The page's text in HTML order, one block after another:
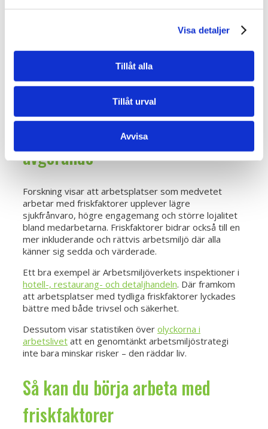
Visa detaljer
Tillåt alla
Tillåt urval
Avvisa
, göra att du orkar mer på
Dessutom varierar friskfaktorerna under livets olika
skeden. En yngre medarbetare kanske prioriterar
utvecklingsmöjligheter, medan någon senare i livet
värdesätter balans och stabilitet.
Varför friskfaktorer är
avgörande
Forskning visar att arbetsplatser som medvetet
arbetar med friskfaktorer upplever lägre
sjukfrånvaro, högre engagemang och större lojalitet
bland medarbetarna. Friskfaktorer bidrar också till en
mer inkluderande och rättvis arbetsmiljö där alla
känner sig sedda och värderade.
Ett bra exempel är Arbetsmiljöverkets inspektioner i
hotell-, restaurang- och detaljhandeln. Där framkom
att arbetsplatser med tydliga friskfaktorer lyckades
bättre med både trivsel och säkerhet.
Dessutom visar statistiken över olyckorna i
arbetslivet att en genomtänkt arbetsmiljöstrategi
inte bara minskar risker – den räddar liv.
Så kan du börja arbeta med
friskfaktorer